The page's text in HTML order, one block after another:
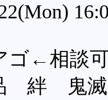
ゴ←相談
絆 鬼